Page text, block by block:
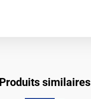
Produits similaires